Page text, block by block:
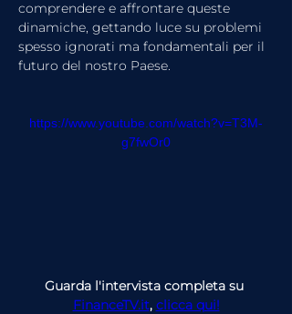
comprendere e affrontare queste
dinamiche, gettando luce su problemi
spesso ignorati ma fondamentali per il
futuro del nostro Paese.
https://www.youtube.com/watch?v=T3M-
g7fwOr0
Guarda l'intervista completa su
FinanceTV.it, clicca qui!